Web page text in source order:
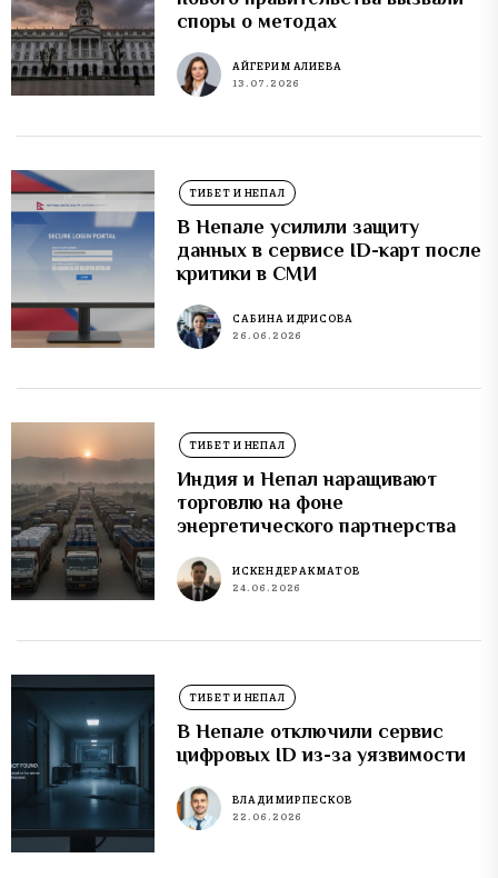
споры о методах
АЙГЕРИМ АЛИЕВА
13.07.2026
ТИБЕТ И НЕПАЛ
В Непале усилили защиту
данных в сервисе ID-карт после
критики в СМИ
САБИНА ИДРИСОВА
26.06.2026
ТИБЕТ И НЕПАЛ
Индия и Непал наращивают
торговлю на фоне
энергетического партнерства
ИСКЕНДЕР АКМАТОВ
24.06.2026
ТИБЕТ И НЕПАЛ
В Непале отключили сервис
цифровых ID из-за уязвимости
ВЛАДИМИР ПЕСКОВ
22.06.2026